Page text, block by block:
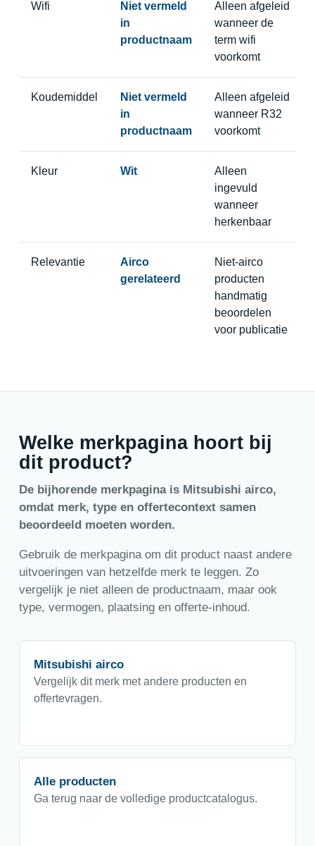
Wifi
Niet vermeld
in
productnaam
Alleen afgeleid
wanneer de
term wifi
voorkomt
Koudemiddel
Niet vermeld
in
productnaam
Alleen afgeleid
wanneer R32
voorkomt
Kleur Wit
Alleen
ingevuld
wanneer
herkenbaar
Relevantie
Airco
gerelateerd
Niet-airco
producten
handmatig
beoordelen
voor publicatie
Welke merkpagina hoort bij
dit product?
De bijhorende merkpagina is Mitsubishi airco,
omdat merk, type en offertecontext samen
beoordeeld moeten worden.
Gebruik de merkpagina om dit product naast andere
uitvoeringen van hetzelfde merk te leggen. Zo
vergelijk je niet alleen de productnaam, maar ook
type, vermogen, plaatsing en offerte-inhoud.
Mitsubishi airco
Vergelijk dit merk met andere producten en
offertevragen.
Alle producten
Ga terug naar de volledige productcatalogus.